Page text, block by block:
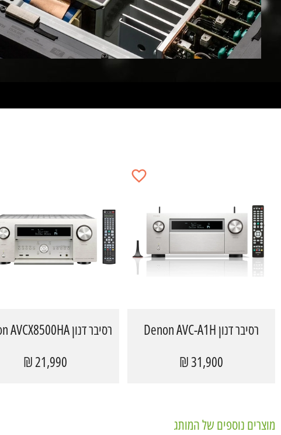
רסיבר דנון Denon AVC-A1H
31,900 ₪
רסיבר דנון Denon AVCX8500HA
21,990 ₪
מוצרים נוספים של המותג